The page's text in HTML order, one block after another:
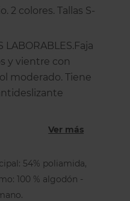
2 colores. Tallas S-
LABORABLES.Faja
y vientre con
moderado. Tiene
ocultas a los
una apariencia
clava en la
Ver más
54% poliamida,
100 % algodón -